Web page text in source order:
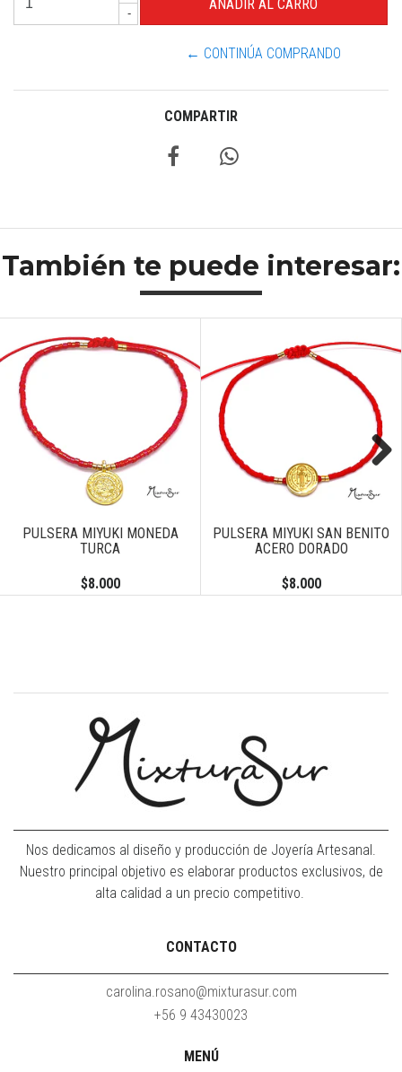
-
← CONTINÚA COMPRANDO
COMPARTIR
También te puede interesar:
PULSERA MIYUKI MONEDA
TURCA
$8.000
PULSERA MIYUKI SAN BENITO
ACERO DORADO
$8.000
Next
Nos dedicamos al diseño y producción de Joyería Artesanal.
Nuestro principal objetivo es elaborar productos exclusivos, de
alta calidad a un precio competitivo.
CONTACTO
carolina.rosano@mixturasur.com
+56 9 43430023
MENÚ